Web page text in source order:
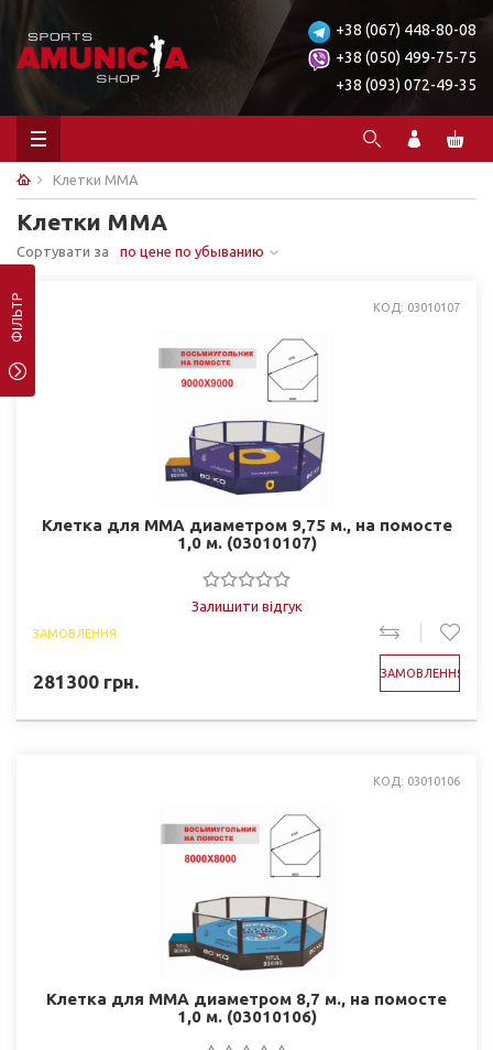
+38 (067) 448-80-08
+38 (050) 499-75-75
+38 (093) 072-49-35
Клетки ММА
Клетки ММА
Сортувати за по цене по убыванию
ФІЛЬТР КОД: 03010107
Клетка для ММА диаметром 9,75 м., на помосте
1,0 м. (03010107)
Залишити відгук
ЗАМОВЛЕННЯ
281300 грн. ЗАМОВЛЕННЯ
КОД: 03010106
Клетка для ММА диаметром 8,7 м., на помосте
1,0 м. (03010106)